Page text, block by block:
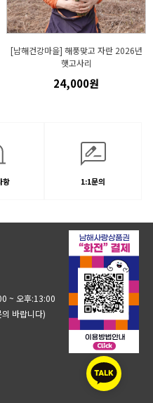
[남해건강마을] 해풍맞고 자란 2026년
햇고사리
24,000원
항 1:1문의
~ 오후:13:00
바랍니다)